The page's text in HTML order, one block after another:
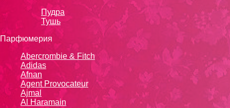
Пудра
Тушь
Парфюмерия
Abercrombie & Fitch
Adidas
Afnan
Agent Provocateur
Ajmal
Al Haramain